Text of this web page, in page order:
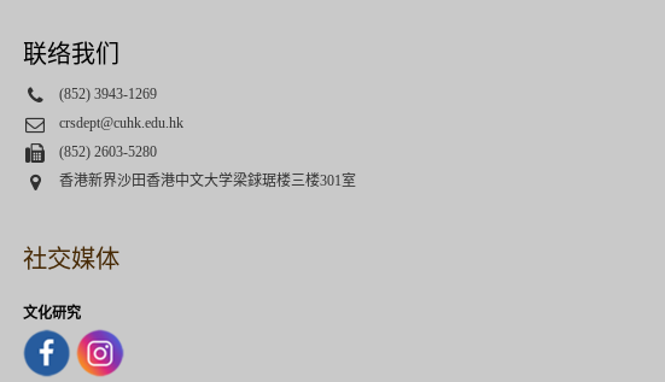
联络我们
Phone
(852) 3943-1269
Email
crsdept@cuhk.edu.hk
Fax(852) 2603-5280
Address
香港新界沙田香港中文大学梁銶琚楼三楼301室
社交媒体
文化研究